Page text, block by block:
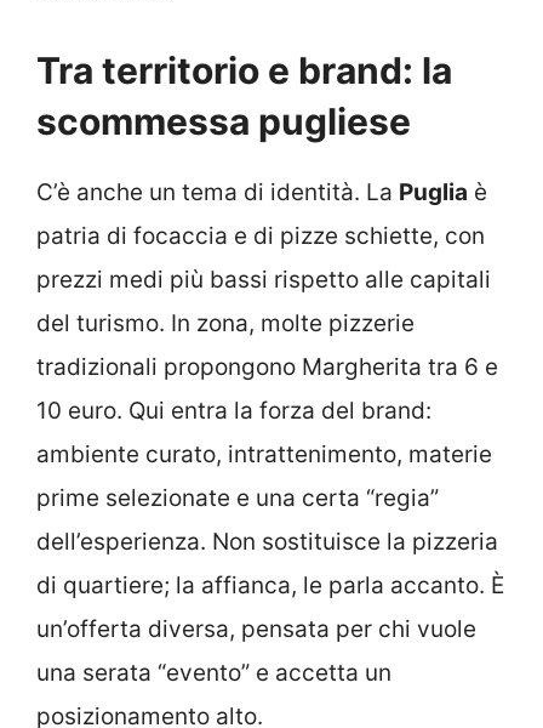
Tra territorio e brand: la
scommessa pugliese
C’è anche un tema di identità. La Puglia è
patria di focaccia e di pizze schiette, con
prezzi medi più bassi rispetto alle capitali
del turismo. In zona, molte pizzerie
tradizionali propongono Margherita tra 6 e
10 euro. Qui entra la forza del brand:
ambiente curato, intrattenimento, materie
prime selezionate e una certa “regia”
dell’esperienza. Non sostituisce la pizzeria
di quartiere; la affianca, le parla accanto. È
un’offerta diversa, pensata per chi vuole
una serata “evento” e accetta un
posizionamento alto.